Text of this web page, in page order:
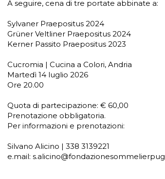
A seguire, cena di tre portate abbinate a:
Sylvaner Praepositus 2024
Grüner Veltliner Praepositus 2024
Kerner Passito Praepositus 2023
Cucromia | Cucina a Colori, Andria
Martedì 14 luglio 2026
Ore 20.00
Quota di partecipazione: € 60,00
Prenotazione obbligatoria.
Per informazioni e prenotazioni:
Silvano Alicino | 338 3139221
e.mail: